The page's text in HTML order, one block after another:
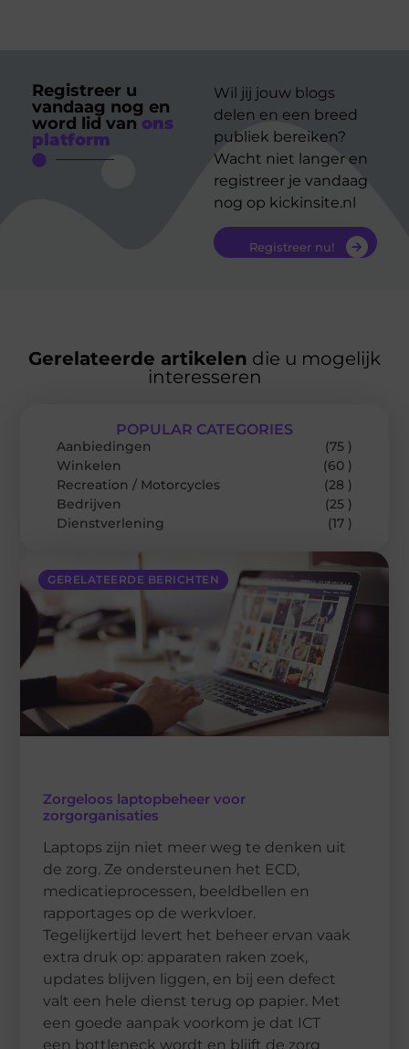
Registreer u
vandaag nog en
word lid van ons
platform
Wil jij jouw blogs
delen en een breed
publiek bereiken?
Wacht niet langer en
registreer je vandaag
nog op kickinsite.nl
Registreer nu!
Gerelateerde artikelen die u mogelijk
interesseren
GERELATEERDE BERICHTEN
Zorgeloos laptopbeheer voor
zorgorganisaties
Laptops zijn niet meer weg te denken uit
de zorg. Ze ondersteunen het ECD,
medicatieprocessen, beeldbellen en
rapportages op de werkvloer.
Tegelijkertijd levert het beheer ervan vaak
extra druk op: apparaten raken zoek,
updates blijven liggen, en bij een defect
valt een hele dienst terug op papier. Met
een goede aanpak voorkom je dat ICT
een bottleneck wordt en blijft de zorg
POPULAR CATEGORIES
Aanbiedingen
(75 )
Winkelen
(60 )
Recreation / Motorcycles
(28 )
Bedrijven
(25 )
Dienstverlening
(17 )